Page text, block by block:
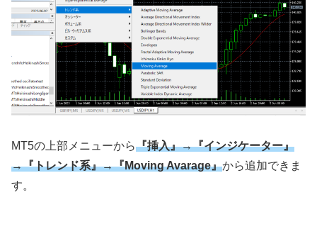
MT5の上部メニューから『挿入』→『インジケーター』
→『トレンド系』→『Moving Avarage』から追加できま
す。